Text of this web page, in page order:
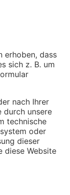
erhoben, dass
sich z. B. um
nach Ihrer
durch unsere
technische
oder
dieser
diese Website